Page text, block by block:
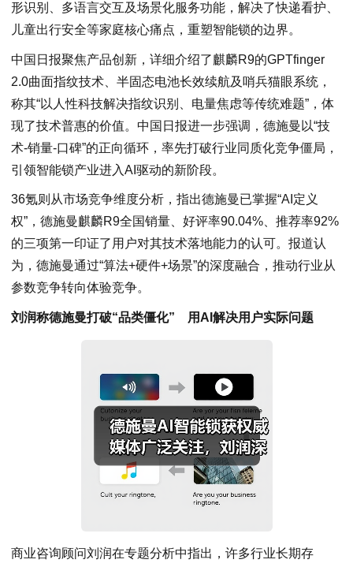
形识别、多语言交互及场景化服务功能，解决了快递看护、
儿童出行安全等家庭核心痛点，重塑智能锁的边界。
中国日报聚焦产品创新，详细介绍了麒麟R9的GPTfinger
2.0曲面指纹技术、半固态电池长效续航及哨兵猫眼系统，
称其“以人性科技解决指纹识别、电量焦虑等传统难题”，体
现了技术普惠的价值。中国日报进一步强调，德施曼以“技
术-销量-口碑”的正向循环，率先打破行业同质化竞争僵局，
引领智能锁产业进入AI驱动的新阶段。
36氪则从市场竞争维度分析，指出德施曼已掌握“AI定义
权”，德施曼麒麟R9全国销量、好评率90.04%、推荐率92%
的三项第一印证了用户对其技术落地能力的认可。报道认
为，德施曼通过“算法+硬件+场景”的深度融合，推动行业从
参数竞争转向体验竞争。
刘润称德施曼打破“品类僵化” 用AI解决用户实际问题
商业咨询顾问刘润在专题分析中指出，许多行业长期存